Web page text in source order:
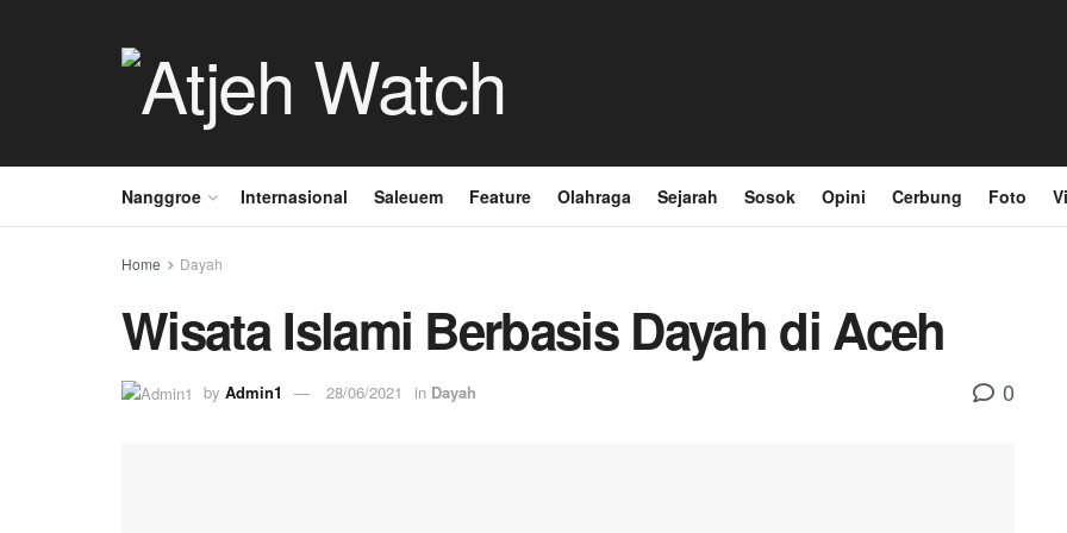
Nanggroe Internasional Saleuem Feature Olahraga Sejarah Sosok Opini Cerbung Foto
Home Dayah
Wisata Islami Berbasis Dayah di Aceh
by Admin1 28/06/2021 in Dayah 0